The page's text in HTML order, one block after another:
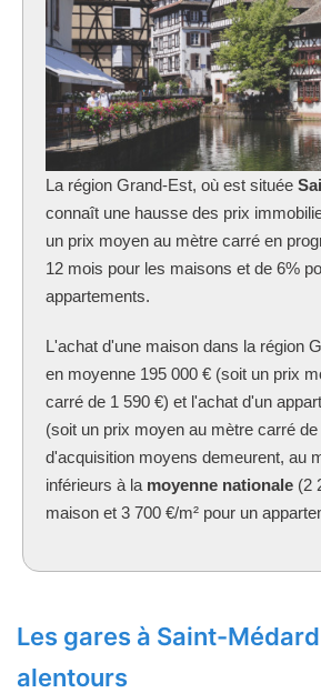
La région Grand-Est, où est située
connaît une hausse des prix
un prix moyen au mètre carré en
12 mois pour les maisons et de 6%
appartements.
L'achat d'une maison dans la région
en moyenne 195 000 € (soit un prix
carré de 1 590 €) et l'achat d'un
(soit un prix moyen au mètre carré
d'acquisition moyens demeurent, au
inférieurs à la moyenne nationale (2
maison et 3 700 €/m² pour un
Les gares à Saint-
alentours